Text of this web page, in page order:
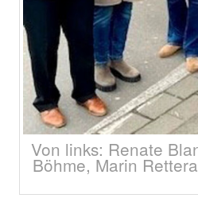
Von links: Renate
Böhme, Marin